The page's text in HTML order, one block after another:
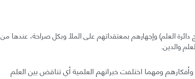
العلم) وإجهارهم بمعتقداتهم على الملأ وبكل صراحة، عندها من
والدين.
ومهما اختلفت خبراتهم العلمية أي تناقض بين العلم